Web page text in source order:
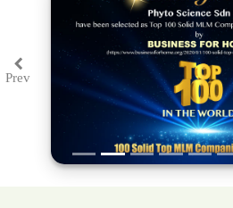
PrevPrevious